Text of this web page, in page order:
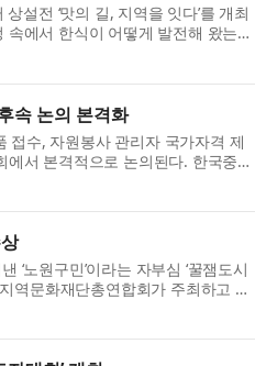
설전 ‘맛의 길, 지역을 잇다’​를 개최
에서 한식이 어떻게 발전해 왔는지
향을 주고받으며 오늘날 ...
속 논의 본격화
접수, 자원봉사 관리자 국가자격 제
서 본격적으로 논의된다. 한국중앙
회와 공동으로 오는 7월 14일(화)...
‘노원구민’이라는 자부심 ‘꿀잼도시
역문화재단총연합회가 주최하고 문
타’에서 지역문화 우수사례(...